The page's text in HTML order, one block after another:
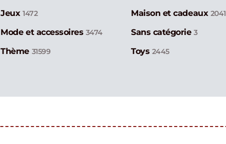
Jeux 1472 Maison et cadeaux 2041
Mode et accessoires 3474 Sans catégorie3
Thème 31599 Toys 2445